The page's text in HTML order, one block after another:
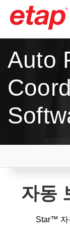
Auto
자동
Star™ 자